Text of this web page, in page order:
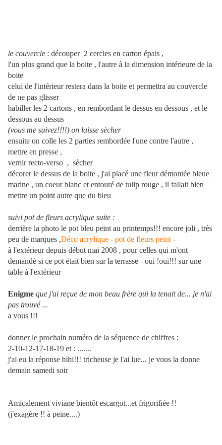
le couvercle : découper 2 cercles en carton épais ,
l'un plus grand que la boite , l'autre à la dimension intérieure de la
boite
celui de l'intérieur restera dans la boite et permettra au couvercle
de ne pas glisser
habiller les 2 cartons , en rembordant le dessus en dessous , et le
dessous au dessus
(vous me suivez!!!!) on laisse sècher
ensuite on colle les 2 parties rembordée l'une contre l'autre ,
mettre en presse ,
vernir recto-verso , sècher
décorer le dessus de la boite , j'ai placé une fleur démontée bleue
marine , un coeur blanc et entouré de tulip rouge , il fallait bien
mettre un point autre que du bleu
suivi pot de fleurs acrylique suite :
derrière la photo le pot bleu peint au printemps!!! encore joli , très
peu de marques ,Déco acrylique - pot de fleurs peint -
à l'extérieur depuis début mai 2008 , pour celles qui m'ont
demandé si ce pot était bien sur la terrasse - oui !oui!!! sur une
table à l'extérieur
Enigme que j'ai reçue de mon beau frère qui la tenait de... je n'ai
pas trouvé ...
a vous !!!
donner le prochain numéro de la séquence de chiffres :
2-10-12-17-18-19 et : .......
j'ai eu la réponse hihi!!! tricheuse je l'ai lue... je vous la donne
demain samedi soir
Amicalement viviane bientôt escargot...et frigorifiée !!
(j'exagère !! à peine....)